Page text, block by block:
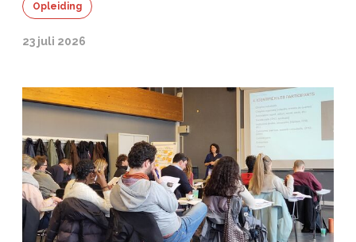
Opleiding
23 juli 2026